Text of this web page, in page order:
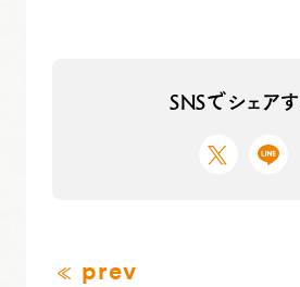
SNSでシェア
prev